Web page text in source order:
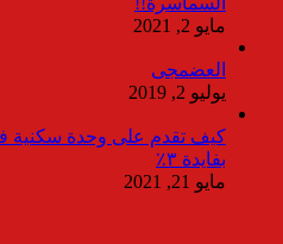
مايو 2, 2021
العضمجى
يوليو 2, 2019
كيف تقدم على وحدة سكنية
بفايدة ٣٪
مايو 21, 2021